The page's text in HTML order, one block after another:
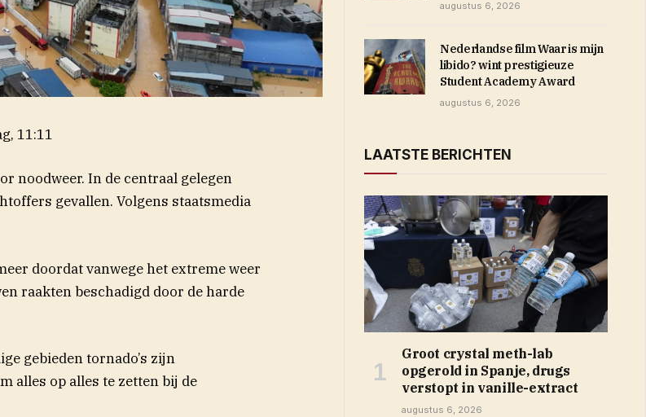
11:11
noodweer. In de centraal gelegen
gevallen. Volgens staatsmedia
doordat vanwege het extreme weer
raakten beschadigd door de harde
gebieden tornado’s zijn
alles op alles te zetten bij de
augustus 6, 2026
Nederlandse film Waar is mijn
libido? wint prestigieuze
Student Academy Award
augustus 6, 2026
LAATSTE BERICHTEN
Groot crystal meth-lab
opgerold in Spanje, drugs
verstopt in vanille-extract
augustus 6, 2026